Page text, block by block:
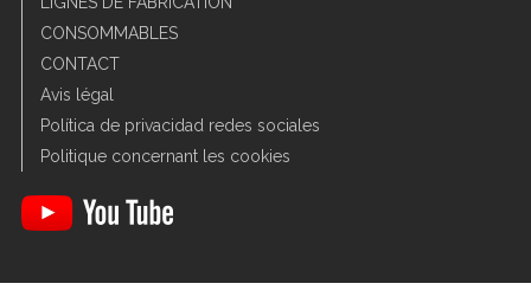
CONSOMMABLES
CONTACT
Avis légal
Política de privacidad redes sociales
Politique concernant les cookies